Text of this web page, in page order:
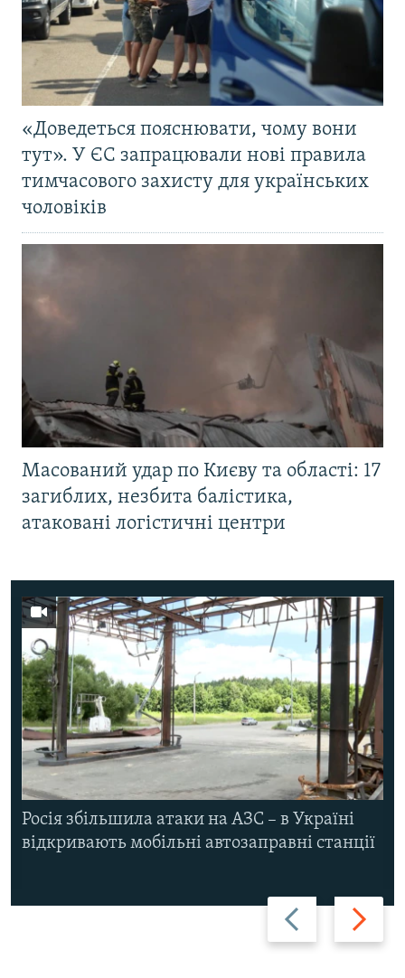
«Доведеться пояснювати, чому вони
тут». У ЄС запрацювали нові правила
тимчасового захисту для українських
чоловіків
Масований удар по Києву та області: 17
загиблих, незбита балістика,
атаковані логістичні центри
Назад Вперед
Росія збільшила атаки на АЗС – в Україні
відкривають мобільні автозаправні станції